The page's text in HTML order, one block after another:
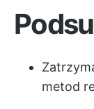
metod